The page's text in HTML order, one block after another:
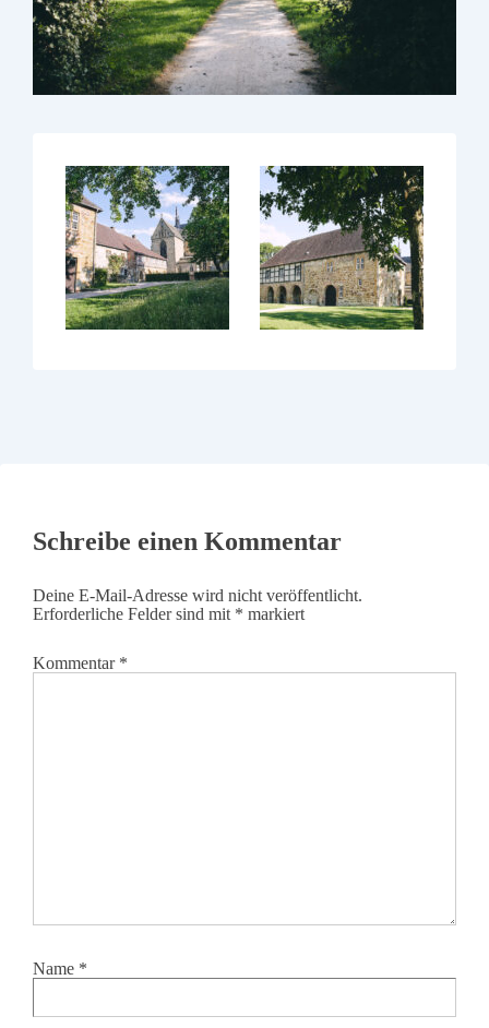
Schreibe einen Kommentar
Deine E-Mail-Adresse wird nicht veröffentlicht.
Erforderliche Felder sind mit * markiert
Kommentar *
Name *